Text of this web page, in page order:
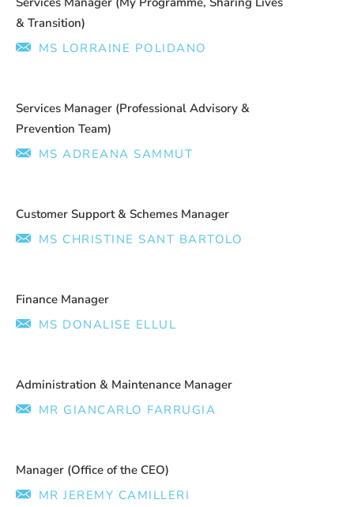
& Transition)
MS LORRAINE POLIDANO
Services Manager (Professional Advisory &
Prevention Team)
MS ADREANA SAMMUT
Customer Support & Schemes Manager
MS CHRISTINE SANT BARTOLO
Finance Manager
MS DONALISE ELLUL
Administration & Maintenance Manager
MR GIANCARLO FARRUGIA
Manager (Office of the CEO)
MR JEREMY CAMILLERI